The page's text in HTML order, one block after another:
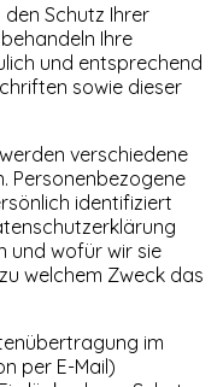
Schutz Ihrer
Ihre
und entsprechend
sowie dieser
verschiedene
Personenbezogene
identifiziert
und wofür wir sie
welchem Zweck das
im
per E-Mail)